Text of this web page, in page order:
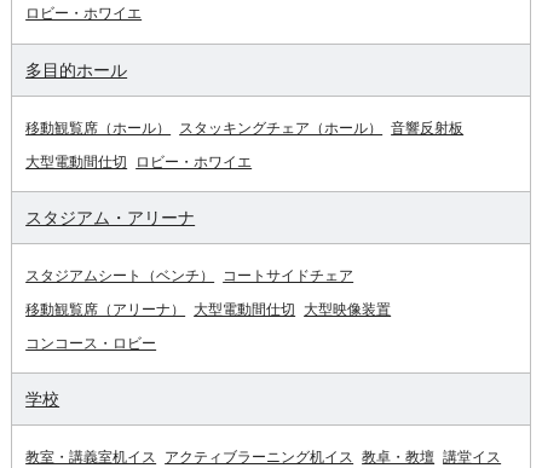
ロビー・ホワイエ
多目的ホール
移動観覧席（ホール） スタッキングチェア（ホール）
音響反射板
大型電動間仕切
ロビー・ホワイエ
スタジアム・アリーナ
スタジアムシート（ベンチ）
コートサイドチェア
移動観覧席（アリーナ）
大型電動間仕切
大型映像装置
コンコース・ロビー
学校
教室・講義室机イス アクティブラーニング机イス 教卓・教壇 講堂イス